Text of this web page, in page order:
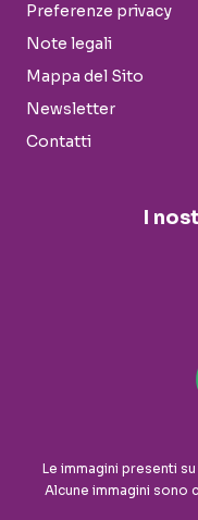
Preferenze privacy
Note legali
Mappa del Sito
Newsletter
Contatti
I
Le immagini presenti
Alcune immagini sono